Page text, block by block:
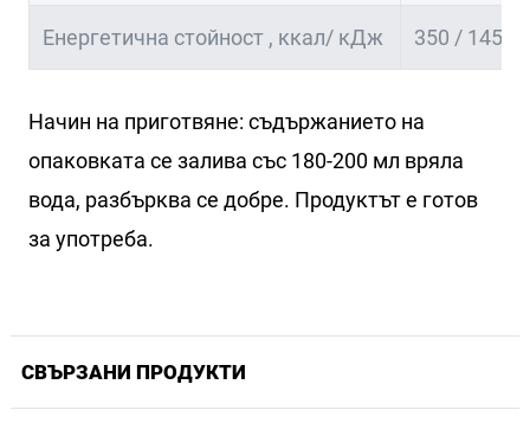
Енергетична стойност , ккал/ кДж 350 / 1450
Начин на приготвяне: съдържанието на
опаковката се залива със 180-200 мл вряла
вода, разбърква се добре. Продуктът е готов
за употреба.
СВЪРЗАНИ ПРОДУКТИ